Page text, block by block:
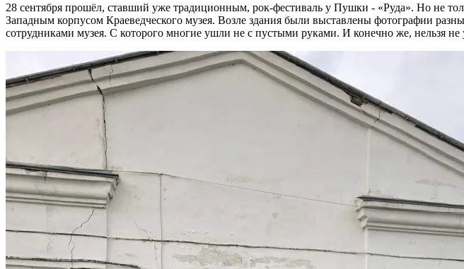
28 сентября прошёл, ставший уже традиционным, рок-фестиваль у Пушки - «Руда». Но не
Западным корпусом Краеведческого музея. Возле здания были выставлены фотографии
сотрудниками музея. С которого многие ушли не с пустыми руками. И конечно же, нельзя